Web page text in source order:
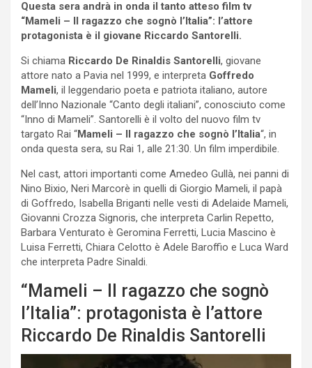
Questa sera andrà in onda il tanto atteso film tv
“Mameli – Il ragazzo che sognò l’Italia”: l’attore
protagonista è il giovane Riccardo Santorelli.
Si chiama Riccardo De Rinaldis Santorelli, giovane
attore nato a Pavia nel 1999, e interpreta Goffredo
Mameli, il leggendario poeta e patriota italiano, autore
dell’Inno Nazionale “Canto degli italiani”, conosciuto come
“Inno di Mameli”. Santorelli è il volto del nuovo film tv
targato Rai “Mameli – Il ragazzo che sognò l’Italia“, in
onda questa sera, su Rai 1, alle 21:30. Un film imperdibile.
Nel cast, attori importanti come Amedeo Gullà, nei panni di
Nino Bixio, Neri Marcorè in quelli di Giorgio Mameli, il papà
di Goffredo, Isabella Briganti nelle vesti di Adelaide Mameli,
Giovanni Crozza Signoris, che interpreta Carlin Repetto,
Barbara Venturato è Geromina Ferretti, Lucia Mascino è
Luisa Ferretti, Chiara Celotto è Adele Baroffio e Luca Ward
che interpreta Padre Sinaldi.
“Mameli – Il ragazzo che sognò
l’Italia”: protagonista è l’attore
Riccardo De Rinaldis Santorelli